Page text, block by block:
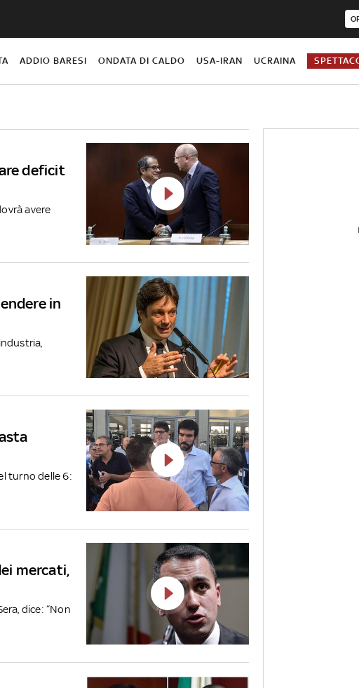
ADDIO BARESI ONDATA DI CALDO USA-IRAN UCRAINA
deficit
avere
in
turno delle 6:
mercati,
dice: “Non